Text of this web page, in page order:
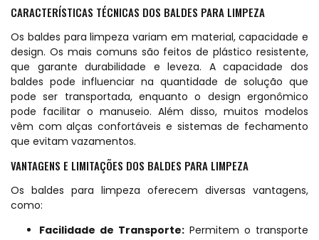
CARACTERÍSTICAS TÉCNICAS DOS BALDES PARA LIMPEZA
Os baldes para limpeza variam em material, capacidade e
design. Os mais comuns são feitos de plástico resistente,
que garante durabilidade e leveza. A capacidade dos
baldes pode influenciar na quantidade de solução que
pode ser transportada, enquanto o design ergonômico
pode facilitar o manuseio. Além disso, muitos modelos
vêm com alças confortáveis e sistemas de fechamento
que evitam vazamentos.
VANTAGENS E LIMITAÇÕES DOS BALDES PARA LIMPEZA
Os baldes para limpeza oferecem diversas vantagens,
como:
Facilidade de Transporte: Permitem o transporte